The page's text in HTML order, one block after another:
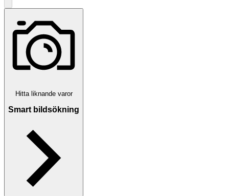
Hitta liknande varor
Smart bildsökning